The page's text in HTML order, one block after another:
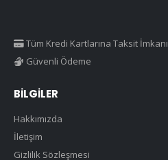
Tüm Kredi Kartlarına Taksit İmkanı
Güvenli Ödeme
BILGILER
Hakkımızda
İletişim
Gizlilik Sözleşmesi